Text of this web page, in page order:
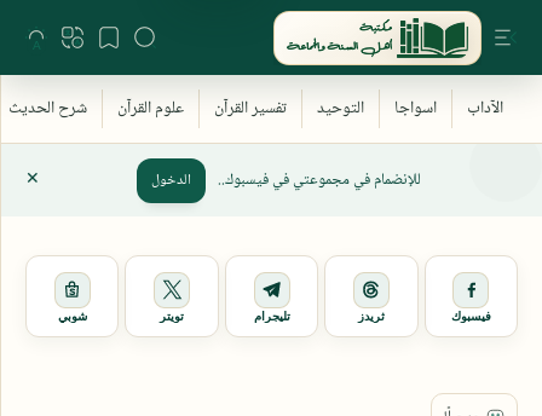
للإنضمام في مجموعتي في فيسبوك.. الدخول
فيسبوك ثريدز تليجرام تويتر شوبي